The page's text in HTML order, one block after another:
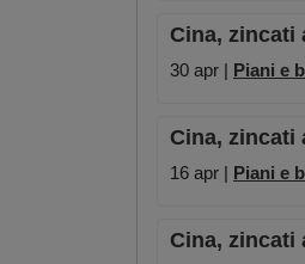
Cina, zincati
30 apr | Piani e
Cina, zincati
16 apr | Piani e
Cina, zincati